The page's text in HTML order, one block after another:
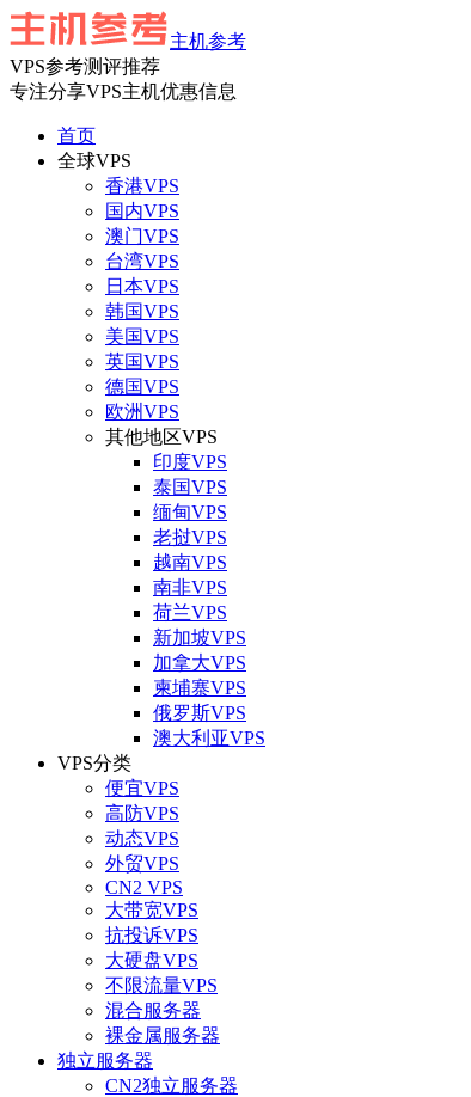
主机参考
VPS参考测评推荐
专注分享VPS主机优惠信息
首页
全球VPS
香港VPS
国内VPS
澳门VPS
台湾VPS
日本VPS
韩国VPS
美国VPS
英国VPS
德国VPS
欧洲VPS
其他地区VPS
印度VPS
泰国VPS
缅甸VPS
老挝VPS
越南VPS
南非VPS
荷兰VPS
新加坡VPS
加拿大VPS
柬埔寨VPS
俄罗斯VPS
澳大利亚VPS
VPS分类
便宜VPS
高防VPS
动态VPS
外贸VPS
CN2 VPS
大带宽VPS
抗投诉VPS
大硬盘VPS
不限流量VPS
混合服务器
裸金属服务器
独立服务器
CN2独立服务器